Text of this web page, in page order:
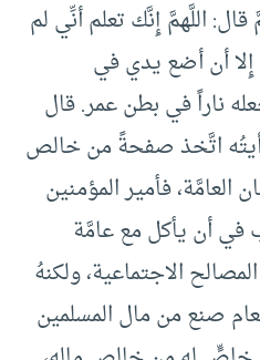
اللَّهمَّ إِنَّك تعلم أنِّي لم
إِلا أن أضع يدي في
ناراً في بطن عمر. قال
اتَّخذ صفحةً من خالص
العامَّة، فأمير المؤمنين
في أن يأكل مع عامَّة
الاجتماعية، ولكنهُ
صنع من مال المسلمين